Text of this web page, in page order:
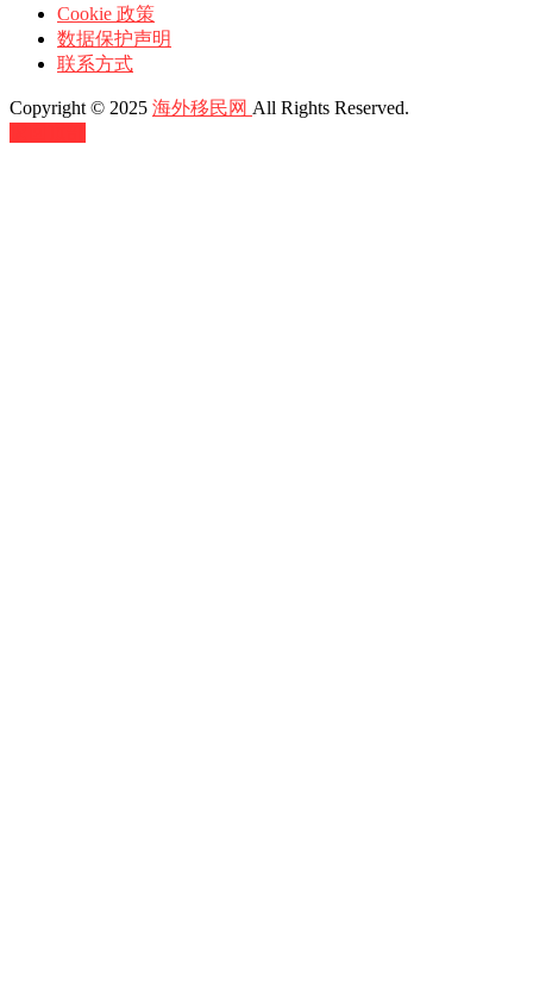
Cookie 政策
数据保护声明
联系方式
Copyright © 2025 海外移民网 All Rights Reserved.